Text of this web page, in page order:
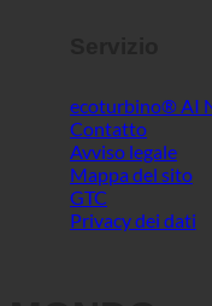
ecoturbino® AI
Contatto
Avviso legale
Mappa del sito
GTC
Privacy dei dati